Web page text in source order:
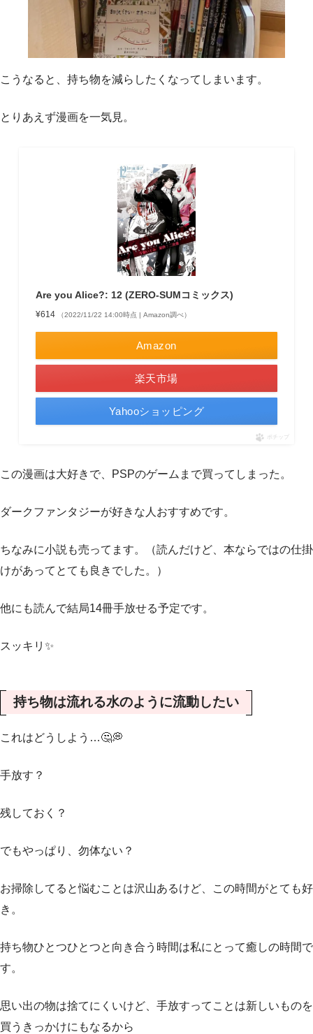
こうなると、持ち物を減らしたくなってしまいます。
とりあえず漫画を一気見。
Are you Alice?: 12 (ZERO-SUMコミックス)
¥614 （2022/11/22 14:00時点 | Amazon調べ）
Amazon
楽天市場
Yahooショッピング
ポチップ
この漫画は大好きで、PSPのゲームまで買ってしまった。
ダークファンタジーが好きな人おすすめです。
ちなみに小説も売ってます。（読んだけど、本ならではの仕掛
けがあってとても良きでした。）
他にも読んで結局14冊手放せる予定です。
スッキリ✨
持ち物は流れる水のように流動したい
これはどうしよう…🤔💭
手放す？
残しておく？
でもやっぱり、勿体ない？
お掃除してると悩むことは沢山あるけど、この時間がとても好
き。
持ち物ひとつひとつと向き合う時間は私にとって癒しの時間で
す。
思い出の物は捨てにくいけど、手放すってことは新しいものを
買うきっかけにもなるから